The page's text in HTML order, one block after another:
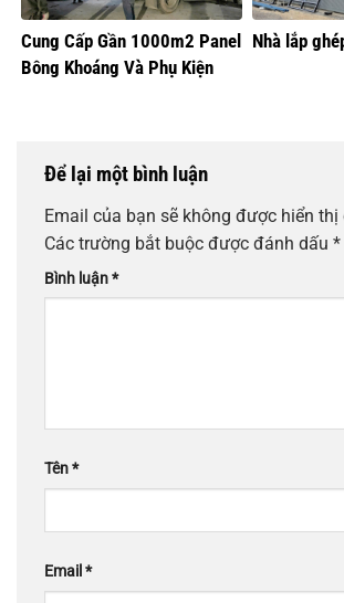
Cung Cấp Gần 1000m2 Panel
Bông Khoáng Và Phụ Kiện
Nhà lắp
Để lại một bình luận
Email của bạn sẽ không được hiển thị
Các trường bắt buộc được đánh dấu *
Bình luận*
Tên*
Email *